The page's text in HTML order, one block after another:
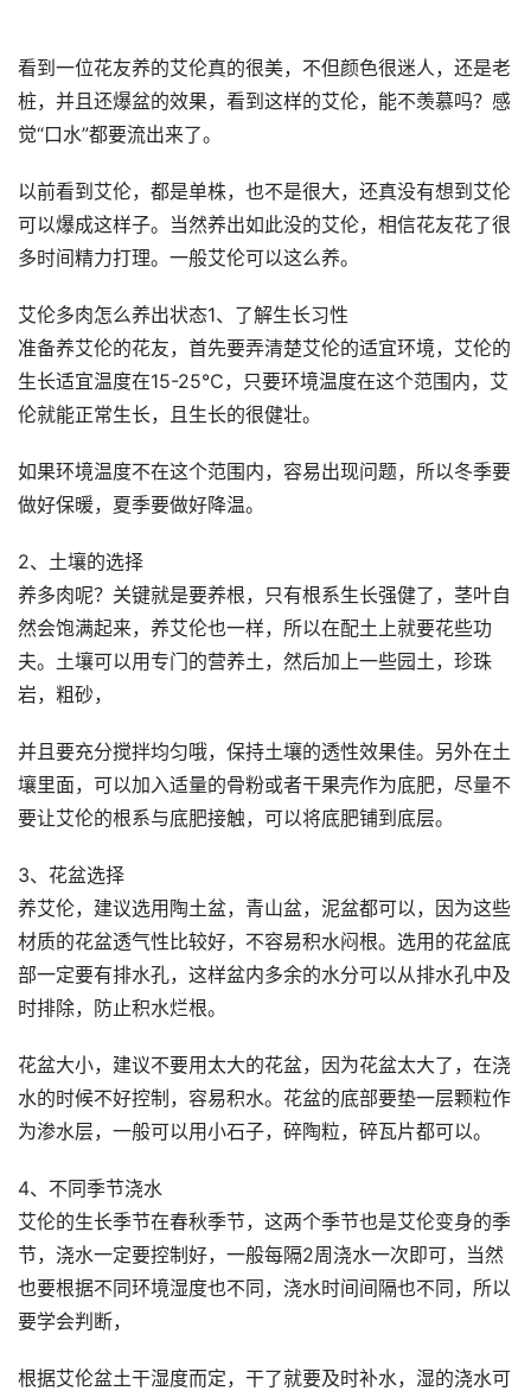
看到一位花友养的艾伦真的很美，不但颜色很迷人，还是老
桩，并且还爆盆的效果，看到这样的艾伦，能不羡慕吗？感
觉“口水”都要流出来了。
以前看到艾伦，都是单株，也不是很大，还真没有想到艾伦
可以爆成这样子。当然养出如此没的艾伦，相信花友花了很
多时间精力打理。一般艾伦可以这么养。
艾伦多肉怎么养出状态1、了解生长习性
准备养艾伦的花友，首先要弄清楚艾伦的适宜环境，艾伦的
生长适宜温度在15-25℃，只要环境温度在这个范围内，艾
伦就能正常生长，且生长的很健壮。
如果环境温度不在这个范围内，容易出现问题，所以冬季要
做好保暖，夏季要做好降温。
2、土壤的选择
养多肉呢？关键就是要养根，只有根系生长强健了，茎叶自
然会饱满起来，养艾伦也一样，所以在配土上就要花些功
夫。土壤可以用专门的营养土，然后加上一些园土，珍珠
岩，粗砂，
并且要充分搅拌均匀哦，保持土壤的透性效果佳。另外在土
壤里面，可以加入适量的骨粉或者干果壳作为底肥，尽量不
要让艾伦的根系与底肥接触，可以将底肥铺到底层。
3、花盆选择
养艾伦，建议选用陶土盆，青山盆，泥盆都可以，因为这些
材质的花盆透气性比较好，不容易积水闷根。选用的花盆底
部一定要有排水孔，这样盆内多余的水分可以从排水孔中及
时排除，防止积水烂根。
花盆大小，建议不要用太大的花盆，因为花盆太大了，在浇
水的时候不好控制，容易积水。花盆的底部要垫一层颗粒作
为渗水层，一般可以用小石子，碎陶粒，碎瓦片都可以。
4、不同季节浇水
艾伦的生长季节在春秋季节，这两个季节也是艾伦变身的季
节，浇水一定要控制好，一般每隔2周浇水一次即可，当然
也要根据不同环境湿度也不同，浇水时间间隔也不同，所以
要学会判断，
根据艾伦盆土干湿度而定，干了就要及时补水，湿的浇水可